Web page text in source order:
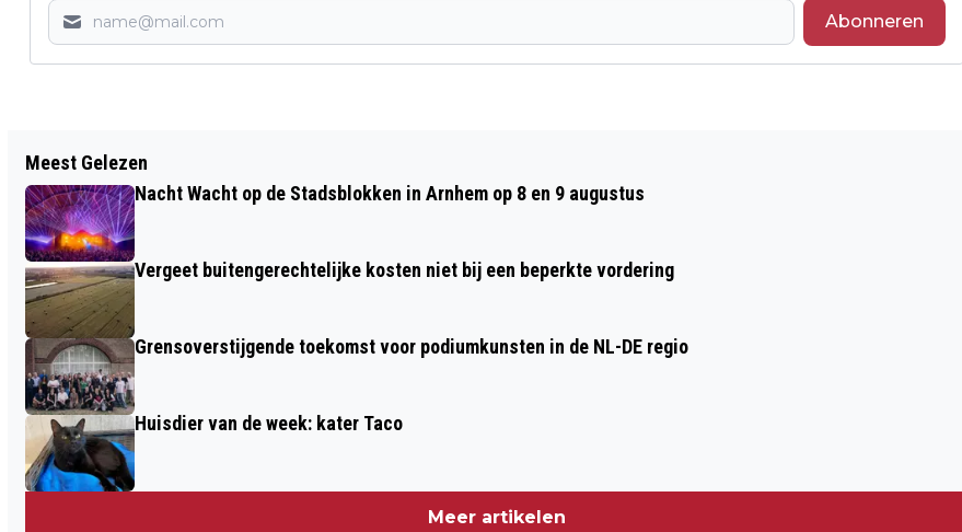
Abonneren
HUIS VERBOUWEN? KIJK BINNEN BIJ
ANDERE HUIZEN IN WAGENINGEN
TIJDENS DE DUURZAME HUIZENROUTE
VAAKST VOOR FIETSEN NAAR HUN
Meest Gelezen
Nacht Wacht op de Stadsblokken in Arnhem op 8 en 9 augustus
Vergeet buitengerechtelijke kosten niet bij een beperkte vordering
Grensoverstijgende toekomst voor podiumkunsten in de NL-DE regio
Huisdier van de week: kater Taco
Meer artikelen